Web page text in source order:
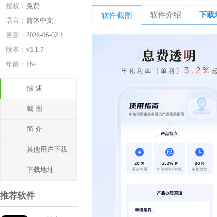
授权： 免费
语言： 简体中文
更新：
2026-06-02 14:56:04
版本： v3.1.7
年龄： 16+
综 述
截 图
简 介
其他用户下载
下载地址
推荐软件
软件截图 软件介绍 下载